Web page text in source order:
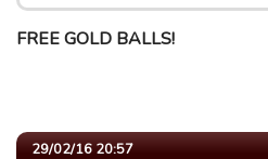
FREE GOLD BALLS!
29/02/16 20:57